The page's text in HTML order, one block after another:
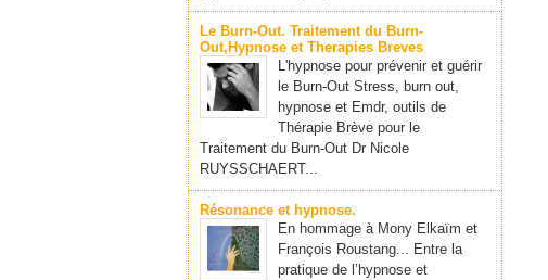
Le Burn-Out. Traitement du Burn-
Out,Hypnose et Therapies Breves
L'hypnose pour prévenir et guérir
le Burn-Out Stress, burn out,
hypnose et Emdr, outils de
Thérapie Brève pour le
Traitement du Burn-Out Dr Nicole
RUYSSCHAERT...
Résonance et hypnose.
En hommage à Mony Elkaïm et
François Roustang... Entre la
pratique de l’hypnose et